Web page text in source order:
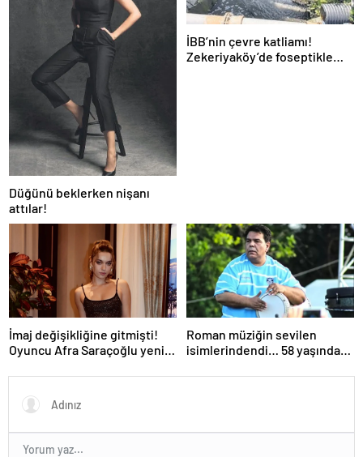
Düğünü beklerken nişanı
attılar!
İBB’nin çevre katliamı!
Zekeriyaköy’de foseptikle
İmaj değişikliğine gitmişti!
Oyuncu Afra Saraçoğlu yeni
Neşeli halleri dikkat çekti…
Roman müziğin sevilen
isimlerindendi… 58 yaşındaki
hayatını kaybetti!